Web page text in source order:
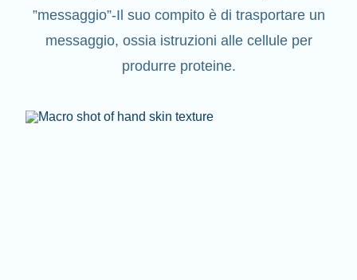
”messaggio”-Il suo compito è di trasportare un
messaggio, ossia istruzioni alle cellule per
produrre proteine.